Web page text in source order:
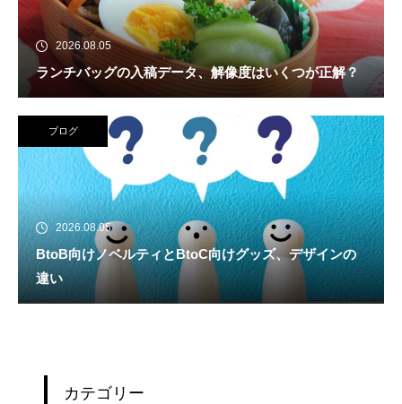
2026.08.05
ランチバッグの入稿データ、解像度はいくつが正解？
ブログ
2026.08.05
BtoB向けノベルティとBtoC向けグッズ、デザインの
違い
カテゴリー